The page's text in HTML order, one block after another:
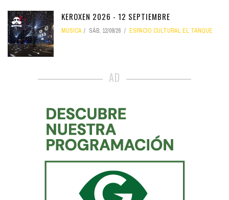
KEROXEN 2026 - 12 SEPTIEMBRE
MÚSICA SÁB, 12/09/26 ESPACIO CULTURAL EL TANQUE
AD